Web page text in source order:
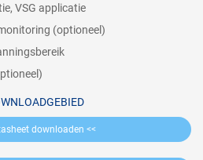
VSG applicatie
(optioneel)
downloaden <<